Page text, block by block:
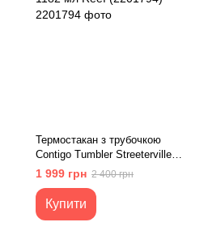
Термостакан з трубочкою
Contigo Tumbler Streeterville
1182 мл Reef (2201794)
1 999 грн 2 400 грн
Купити